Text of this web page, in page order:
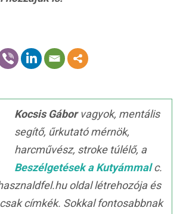
Kocsis Gáborvagyok, mentális
segítő, űrkutató mérnök,
harcművész, stroke túlélő, a
Beszélgetések a Kutyámmalc.
oldal létrehozója és
címkék. Sokkal fontosabbnak